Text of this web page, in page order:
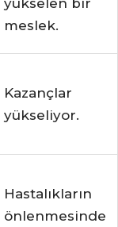
yükselen bir
meslek.
Kazançlar
yükseliyor.
Hastalıkların
önlenmesinde